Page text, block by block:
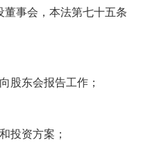
事会，本法第七十五条
东会报告工作；
资方案；